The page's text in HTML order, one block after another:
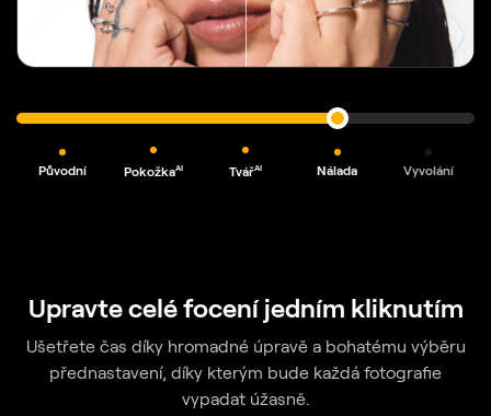
Původní PokožkaAI TvářAI Nálada Vyvolání
Upravte celé focení jedním kliknutím
Ušetřete čas díky hromadné úpravě a bohatému výběru
přednastavení, díky kterým bude každá fotografie
vypadat úžasně.